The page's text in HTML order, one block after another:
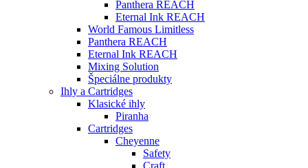
Panthera REACH
Eternal Ink REACH
World Famous Limitless
Panthera REACH
Eternal Ink REACH
Mixing Solution
Špeciálne produkty
Ihly a Cartridges
Klasické ihly
Piranha
Cartridges
Cheyenne
Safety
Craft